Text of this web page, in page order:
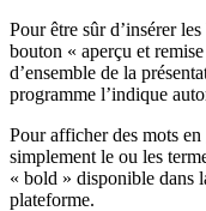
Pour être sûr d’insérer
bouton « aperçu et
d’ensemble de la
programme l’indique
Pour afficher des mots
simplement le ou les
« bold » disponible dans
plateforme.